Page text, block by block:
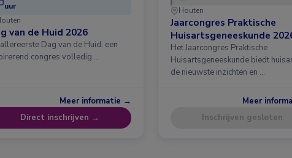
uur
van de Huid 2026
Dag van de Huid: een
congres volledig …
Meer informatie →
Direct inschrijven →
Houten
Jaarcongres Praktische
Huisartsgeneeskunde
Het Jaarcongres Praktische
Huisartsgeneeskunde biedt
de nieuwste inzichten en …
Meer
Inschrijven gesloten